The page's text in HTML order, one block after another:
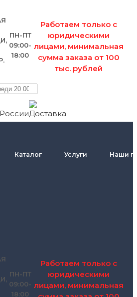
ПН-ПТ
09:00-
18:00
Работаем только с
юридическими
лицами, минимальная
сумма заказа от 100
тыс. рублей
Каталог Услуги Наши
ПН-ПТ
09:00-
18:00
Работаем только с
юридическими
лицами, минимальная